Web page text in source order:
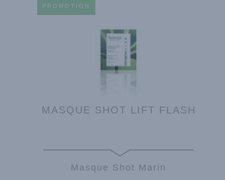
PROMOTION
MASQUE SHOT LIFT FLASH
Masque Shot Marin